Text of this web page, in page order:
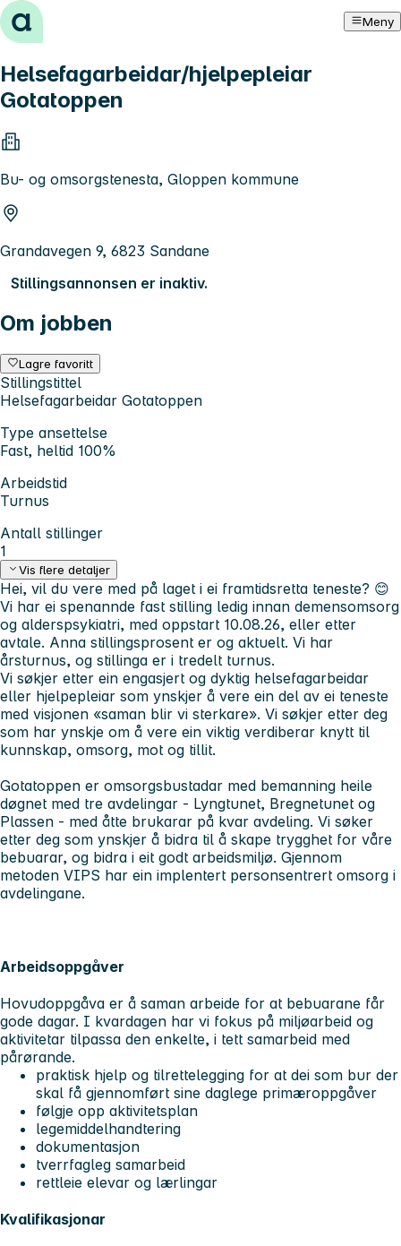
Hopp til innhold Meny
Helsefagarbeidar/hjelpepleiar
Gotatoppen
Bu- og omsorgstenesta, Gloppen kommune
Grandavegen 9, 6823 Sandane
Stillingsannonsen er inaktiv.
Om jobben
Lagre favoritt
Stillingstittel
Helsefagarbeidar Gotatoppen
Type ansettelse
Fast, heltid 100%
Arbeidstid
Turnus
Antall stillinger
1
Vis flere detaljer
Hei, vil du vere med på laget i ei framtidsretta teneste? 😊
Vi har ei spenannde fast stilling ledig innan demensomsorg
og alderspsykiatri, med oppstart 10.08.26, eller etter
avtale. Anna stillingsprosent er og aktuelt. Vi har
årsturnus, og stillinga er i tredelt turnus.
Vi søkjer etter ein engasjert og dyktig helsefagarbeidar
eller hjelpepleiar som ynskjer å vere ein del av ei teneste
med visjonen «saman blir vi sterkare». Vi søkjer etter deg
som har ynskje om å vere ein viktig verdiberar knytt til
kunnskap, omsorg, mot og tillit.
Gotatoppen er omsorgsbustadar med bemanning heile
døgnet med tre avdelingar - Lyngtunet, Bregnetunet og
Plassen - med åtte brukarar på kvar avdeling. Vi søker
etter deg som ynskjer å bidra til å skape trygghet for våre
bebuarar, og bidra i eit godt arbeidsmiljø. Gjennom
metoden VIPS har ein implentert personsentrert omsorg i
avdelingane.
Arbeidsoppgåver
Hovudoppgåva er å saman arbeide for at bebuarane får
gode dagar. I kvardagen har vi fokus på miljøarbeid og
aktivitetar tilpassa den enkelte, i tett samarbeid med
pårørande.
praktisk hjelp og tilrettelegging for at dei som bur der
skal få gjennomført sine daglege primæroppgåver
følgje opp aktivitetsplan
legemiddelhandtering
dokumentasjon
tverrfagleg samarbeid
rettleie elevar og lærlingar
Kvalifikasjonar